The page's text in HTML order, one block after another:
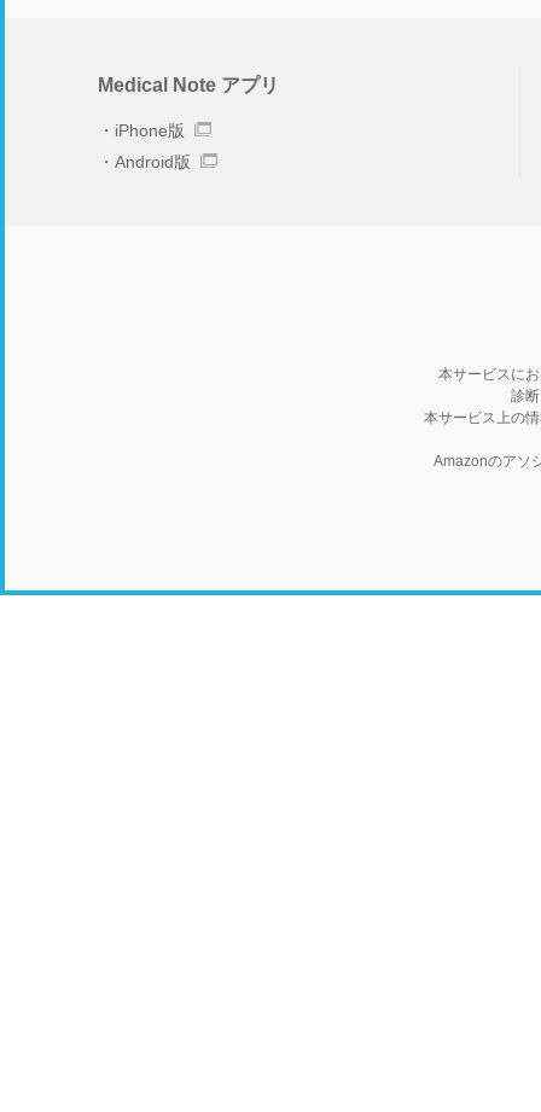
Medical Note アプリ
iPhone版
Android版
本サービスに
診
本サービス上の
Amazonのアソ